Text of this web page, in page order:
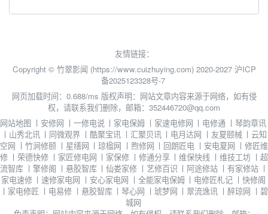
友情链接：
Copyright © 竹翠影闻 (https://www.cuizhuying.com) 2020-2027 沪ICP
备2025123328号-7
网页加载时间：0.688/ms 版权声明：网站文章内容来源于网络，如有侵
权，请联系我们删除，邮箱：352446720@qq.com
网站地图 丨 安修网 丨 一修电说 丨 家电保姆 丨 家速电修网 丨 电修通 丨琴韵章讯
丨 山秀北讯 丨 同微观界 丨 酷聚宝讯 丨 汇聚贝讯 丨 电月达网 丨 友夏颐械 丨云知
空网 丨 竹涧修颐 丨 星缮网 丨琼楹网 丨 煦修网 丨 回朗匠电 丨 安电夏网 丨 修匠维
修 丨 荣德快修 丨 家匠修电网 丨 家保修 丨 修通分享 丨维保快线 丨维技工坊 丨 超
流智库 丨 擎修阁 丨 悬胶智库 丨仙娄家修 丨 艺修百识 丨 阿途修站 丨 有家修站 丨
家电速修 丨 速修家电网 丨 安心家电网 丨 全能家电保姆 丨 电修匠札记 丨 快修阁
丨 家电修匠 丨 电易修 丨 悬胶智库 丨琴心网 丨 琥梦网 丨翠流逸讯 丨醉琼网 丨 碧
城网